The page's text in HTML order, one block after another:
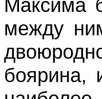
Максима
между
боярина,